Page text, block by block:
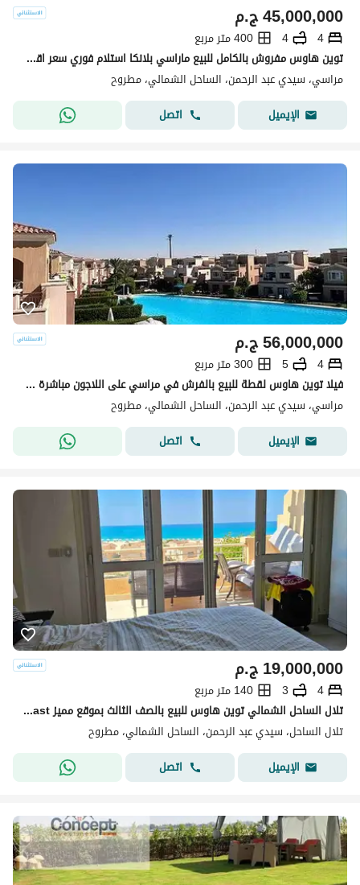
ج.م45,000,000
4
4
400 متر مربع
توين هاوس مفروش بالكامل للبيع ماراسي بلانكا استلام فوري سعر اقل من سعر السوق Marassi blanca north coast
مراسي، سيدي عبد الرحمن، الساحل الشمالي، مطروح
الإيميل
اتصل
ج.م56,000,000
4
5
300 متر مربع
فيلا توين هاوس لقطة للبيع بالفرش في مراسي على اللاجون مباشرة جاهز للمعاينة
مراسي، سيدي عبد الرحمن، الساحل الشمالي، مطروح
الإيميل
اتصل
ج.م19,000,000
4
3
140 متر مربع
تلال الساحل الشمالي توين هاوس للبيع بالصف الثالث بموقع مميز telal north coast
تلال الساحل، سيدي عبد الرحمن، الساحل الشمالي، مطروح
الإيميل
اتصل